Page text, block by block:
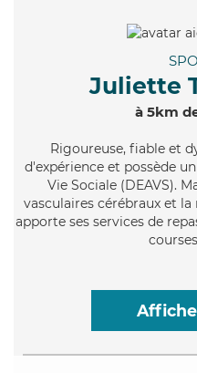
Juliette
à 5km
Rigoureuse, fiable et
d'expérience et possède
Vie Sociale (DEAVS).
vasculaires cérébraux et
apporte ses services de